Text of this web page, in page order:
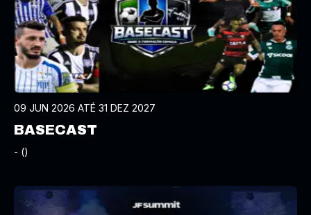
09 JUN 2026 ATÉ 31 DEZ 2027
BASECAST
- ()